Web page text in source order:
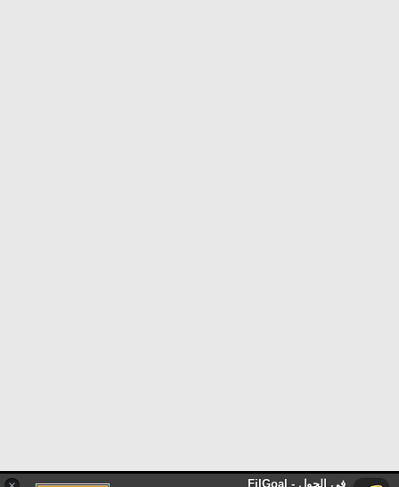
في الجول - FilGoal